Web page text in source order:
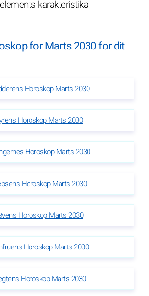
karakteristika.
for Marts 2030 for dit
Horoskop Marts 2030
Horoskop Marts 2030
Horoskop Marts 2030
Horoskop Marts 2030
Horoskop Marts 2030
Horoskop Marts 2030
Horoskop Marts 2030